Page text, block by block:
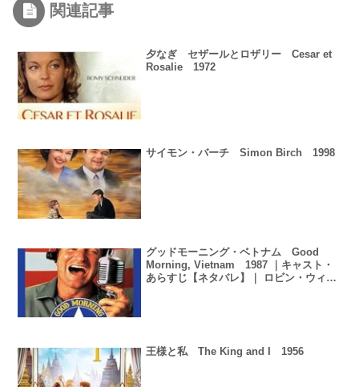
関連記事
夕なぎ セザールとロザリー Cesar et
Rosalie 1972
サイモン・バーチ Simon Birch 1998
グッドモーニング・ベトナム Good
Morning, Vietnam 1987 ｜キャスト・
あらすじ【ネタバレ】｜ ロビン・ウィリ
王様と私 The King and I 1956